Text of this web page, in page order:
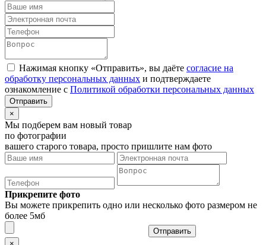
Нажимая кнопку «Отправить», вы даёте согласие на
обработку персональных данных и подтверждаете
ознакомление с Политикой обработки персональных данных
×
Мы подберем вам новый товар
по фотографии
вашего старого товара, просто пришлите нам фото
Прикрепите фото
Вы можете прикрепить одно или несколько фото размером не
более 5мб
Отправить